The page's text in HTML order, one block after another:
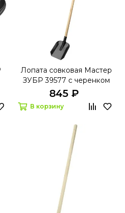
Лопата совковая Мастер
ЗУБР 39577 с черенком
845 ₽
В корзину